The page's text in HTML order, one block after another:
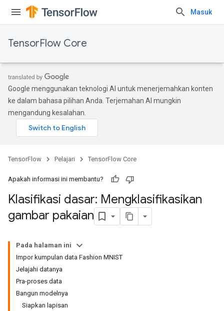
Masuk
TensorFlow Core
Google menggunakan teknologi AI untuk menerjemahkan konten
ke dalam bahasa pilihan Anda. Terjemahan AI mungkin
mengandung kesalahan.
TensorFlow Pelajari TensorFlow Core
Apakah informasi ini membantu?
Klasifikasi dasar: Mengklasifikasikan
gambar pakaian
Pada halaman ini
Impor kumpulan data Fashion MNIST
Jelajahi datanya
Pra-proses data
Bangun modelnya
Siapkan lapisan